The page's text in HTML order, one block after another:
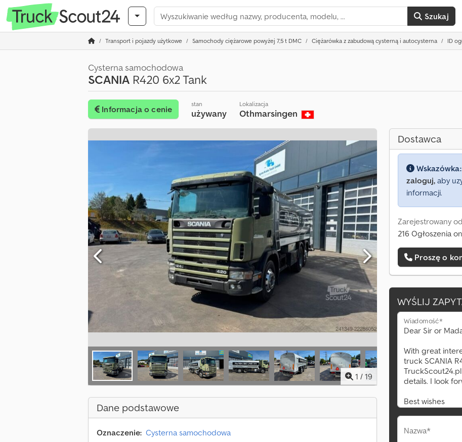
Szukaj
Transport i pojazdy użytkowe Samochody ciężarowe powyżej 7,5 t DMC Ciężarówka z zabudową cysterną i autocysterna ID
Cysterna samochodowa
SCANIA R420 6x2 Tank
Informacja o cenie
stan
używany
Lokalizacja
Othmarsingen
1 / 19
Dane podstawowe
Oznaczenie: Cysterna samochodowa
Dostawca
Wskazówka:
zaloguj, aby
informacji.
Zarejestrowany
216 Ogłoszenia
Proszę o
WYŚLIJ
Wiadomość*
Nazwa*